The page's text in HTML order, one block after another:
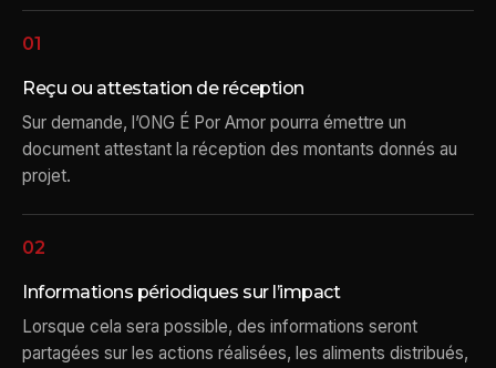
01
Reçu ou attestation de réception
Sur demande, l’ONG É Por Amor pourra émettre un
document attestant la réception des montants donnés au
projet.
02
Informations périodiques sur l’impact
Lorsque cela sera possible, des informations seront
partagées sur les actions réalisées, les aliments distribués,